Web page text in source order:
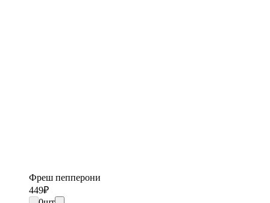
Фреш пепперони
449₽